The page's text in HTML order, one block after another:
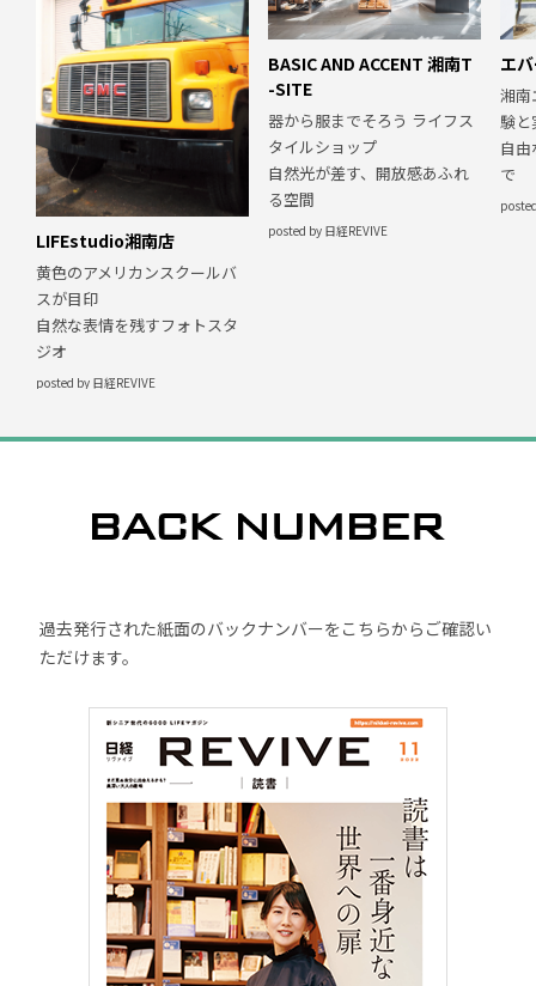
LIFEstudio湘南店
黄色のアメリカンスクールバ
スが目印
自然な表情を残すフォトスタ
ジオ
posted by 日経REVIVE
BASIC AND ACCENT 湘南T
-SITE
器から服までそろう ライフス
タイルショップ
自然光が差す、開放感あふれ
る空間
posted by 日経REVIVE
エ
湘南
験と
自
で
過去発行された紙面のバックナンバーをこちらからご確認い
ただけます。